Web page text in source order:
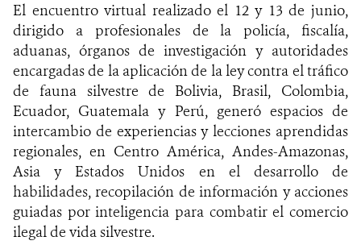
El encuentro virtual realizado el 12 y 13 de junio,
dirigido a profesionales de la policía, fiscalía,
aduanas, órganos de investigación y autoridades
encargadas de la aplicación de la ley contra el tráfico
de fauna silvestre de Bolivia, Brasil, Colombia,
Ecuador, Guatemala y Perú, generó espacios de
intercambio de experiencias y lecciones aprendidas
regionales, en Centro América, Andes-Amazonas,
Asia y Estados Unidos en el desarrollo de
habilidades, recopilación de información y acciones
guiadas por inteligencia para combatir el comercio
ilegal de vida silvestre.